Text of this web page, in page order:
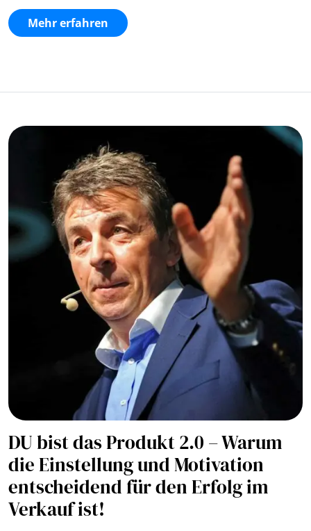
Mehr erfahren
DU bist das Produkt 2.0 – Warum
die Einstellung und Motivation
entscheidend für den Erfolg im
Verkauf ist!